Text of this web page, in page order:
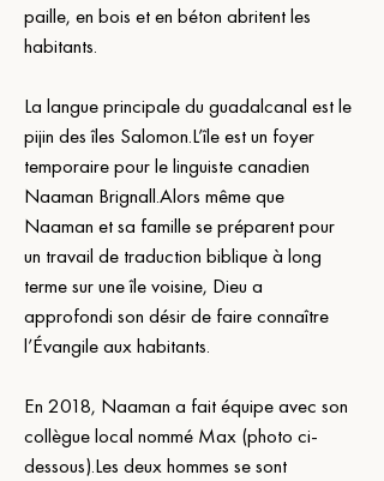
paille, en bois et en béton abritent les
habitants.
La langue principale du guadalcanal est le
pijin des îles Salomon.L’île est un foyer
temporaire pour le linguiste canadien
Naaman Brignall.Alors même que
Naaman et sa famille se préparent pour
un travail de traduction biblique à long
terme sur une île voisine, Dieu a
approfondi son désir de faire connaître
l’Évangile aux habitants.
En 2018, Naaman a fait équipe avec son
collègue local nommé Max (photo ci-
dessous).Les deux hommes se sont